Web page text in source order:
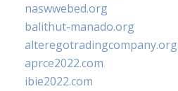
naswwebed.org
balithut-manado.org
alteregotradingcompany.org
aprce2022.com
ibie2022.com